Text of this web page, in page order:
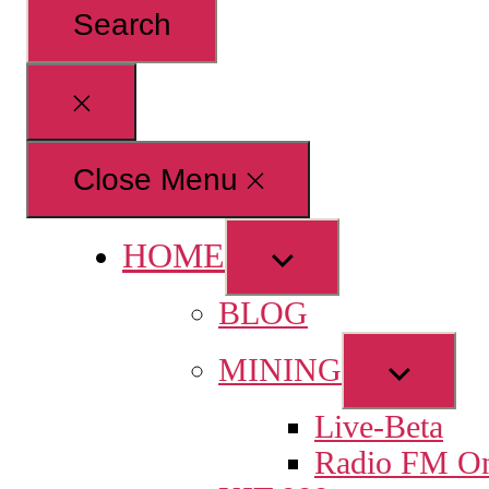
Close
search
Close Menu
HOME
Show
sub
menu
BLOG
MINING
Show
sub
menu
Live-Beta
Radio FM